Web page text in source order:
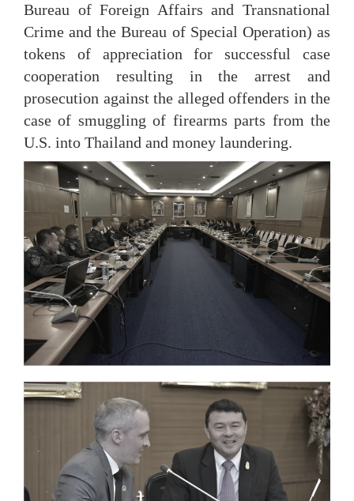
Bureau of Foreign Affairs and Transnational
Crime and the Bureau of Special Operation) as
tokens of appreciation for successful case
cooperation resulting in the arrest and
prosecution against the alleged offenders in the
case of smuggling of firearms parts from the
U.S. into Thailand and money laundering.